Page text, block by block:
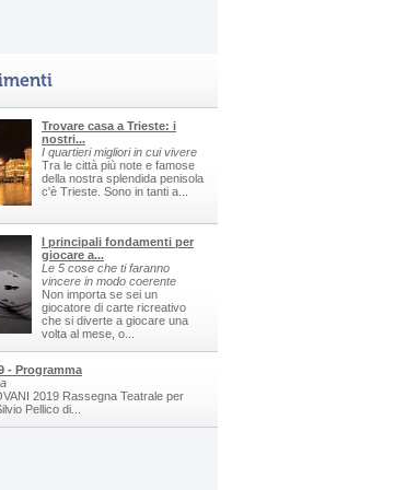
Trovare casa a Trieste: i
nostri...
I quartieri migliori in cui vivere
Tra le città più note e famose
della nostra splendida penisola
c'è Trieste. Sono in tanti a...
I principali fondamenti per
giocare a...
Le 5 cose che ti faranno
vincere in modo coerente
Non importa se sei un
giocatore di carte ricreativo
che si diverte a giocare una
volta al mese, o...
- Programma
2019 Rassegna Teatrale per
Pellico di...